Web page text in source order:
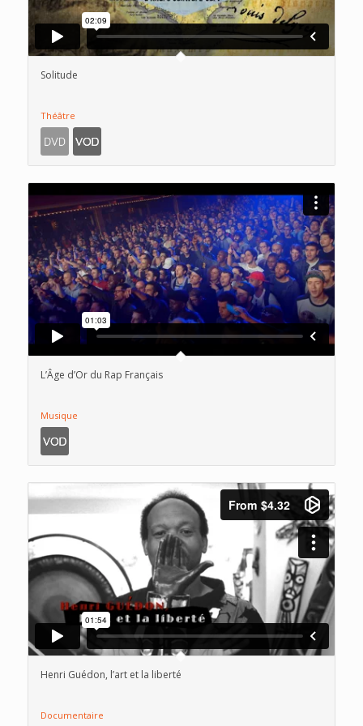
Solitude
Théâtre
L’Âge d’Or du Rap Français
Musique
Henri Guédon, l’art et la liberté
Documentaire